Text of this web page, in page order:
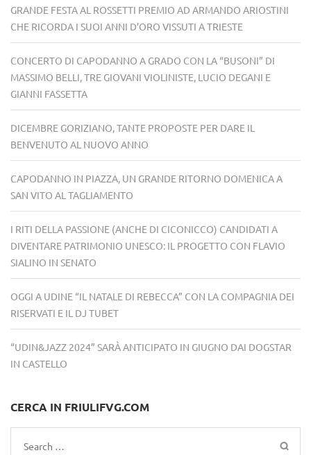
GRANDE FESTA AL ROSSETTI PREMIO AD ARMANDO ARIOSTINI
CHE RICORDA I SUOI ANNI D’ORO VISSUTI A TRIESTE
CONCERTO DI CAPODANNO A GRADO CON LA “BUSONI” DI
MASSIMO BELLI, TRE GIOVANI VIOLINISTE, LUCIO DEGANI E
GIANNI FASSETTA
DICEMBRE GORIZIANO, TANTE PROPOSTE PER DARE IL
BENVENUTO AL NUOVO ANNO
CAPODANNO IN PIAZZA, UN GRANDE RITORNO DOMENICA A
SAN VITO AL TAGLIAMENTO
I RITI DELLA PASSIONE (ANCHE DI CICONICCO) CANDIDATI A
DIVENTARE PATRIMONIO UNESCO: IL PROGETTO CON FLAVIO
SIALINO IN SENATO
OGGI A UDINE “IL NATALE DI REBECCA” CON LA COMPAGNIA DEI
RISERVATI E IL DJ TUBET
“UDIN&JAZZ 2024” SARÀ ANTICIPATO IN GIUGNO DAI DOGSTAR
IN CASTELLO
CERCA IN FRIULIFVG.COM
Search